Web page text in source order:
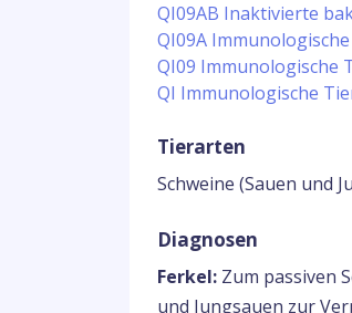
QI09AB Inaktivierte
QI09A
QI09 Immunologische
QI Immunologische
Tierarten
Schweine (Sauen und
Diagnosen
Ferkel: Zum passiven
und Jungsauen zur